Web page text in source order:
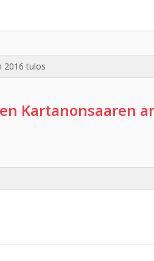
2016 tulos
Kartanonsaaren